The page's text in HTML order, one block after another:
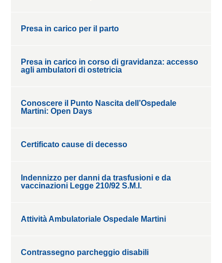
Presa in carico per il parto
Presa in carico in corso di gravidanza: accesso
agli ambulatori di ostetricia
Conoscere il Punto Nascita dell’Ospedale
Martini: Open Days
Certificato cause di decesso
Indennizzo per danni da trasfusioni e da
vaccinazioni Legge 210/92 S.M.I.
Attività Ambulatoriale Ospedale Martini
Contrassegno parcheggio disabili